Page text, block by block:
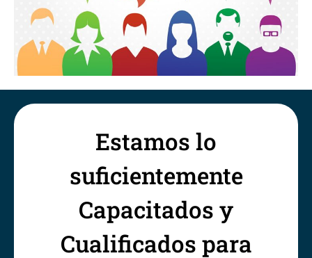
Estamos lo
suficientemente
Capacitados y
Cualificados para